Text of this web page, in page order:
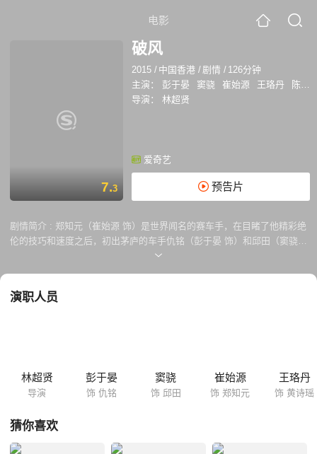
电影
7.3
破风
2015 / 中国香港 /剧情 / 126分钟
主演：
彭于晏 窦骁 崔始源 王珞丹
陈家乐
导演：
林超贤
爱奇艺
预告片
剧情简介 : 郑知元（崔始源 饰）是世界闻名的赛车手，在目睹了他精彩绝
伦的技巧和速度之后，初出茅庐的车手仇铭（彭于晏 饰）和邱田（窦骁
饰）心甘情愿地成为了他的“破风手”，并以三人之间的绝佳默契打败了强
了“冲线手”，在一次又一次的挑战之中试图击败郑知元。 与此同时，仇铭
演职人员
林超贤
导演
彭于晏
饰 仇铭
窦骁
饰 邱田
崔始源
饰 郑知元
王珞丹
饰 黄诗瑶
猜你喜欢